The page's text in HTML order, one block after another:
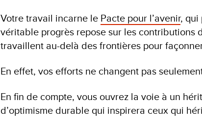
Votre travail incarne le Pacte pour l’avenir, qui
véritable progrès repose sur les contributions
travaillent au-delà des frontières pour
En effet, vos efforts ne changent pas
En fin de compte, vous ouvrez la voie à un
d’optimisme durable qui inspirera ceux qui